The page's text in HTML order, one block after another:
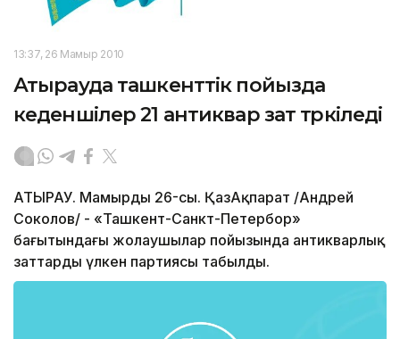
13:37, 26 Мамыр 2010
Атырауда ташкенттік пойызда
кеденшілер 21 антиквар зат тәркіледі
АТЫРАУ. Мамырдың 26-сы. ҚазАқпарат /Андрей
Соколов/ - «Ташкент-Санкт-Петербор»
бағытындағы жолаушылар пойызында антикварлық
заттардың үлкен партиясы табылды.